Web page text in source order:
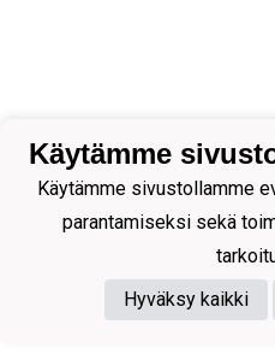
Käytämme
Käytämme sivustollamme
parantamiseksi sekä
Hyväksy kaikki